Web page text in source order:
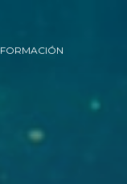
FORMACIÓN